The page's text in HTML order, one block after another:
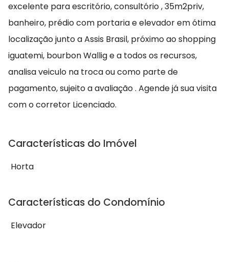
excelente para escritório, consultório , 35m2priv,
banheiro, prédio com portaria e elevador em ótima
localização junto a Assis Brasil, próximo ao shopping
iguatemi, bourbon Wallig e a todos os recursos,
analisa veiculo na troca ou como parte de
pagamento, sujeito a avaliação . Agende já sua visita
com o corretor Licenciado.
Características do Imóvel
Horta
Características do Condomínio
Elevador